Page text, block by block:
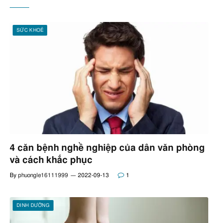
SỨC KHOẺ
4 căn bệnh nghề nghiệp của dân văn phòng
và cách khắc phục
By phuongle16111999 2022-09-13 1
DINH DƯỠNG